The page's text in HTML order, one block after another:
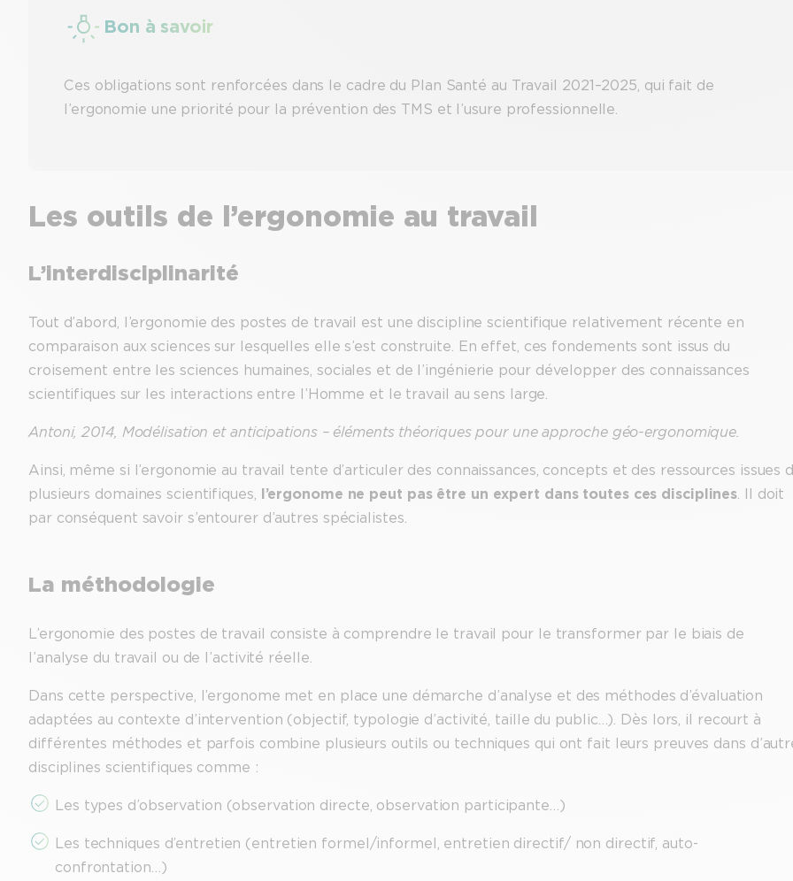
Bon à savoir
Ces obligations sont renforcées dans le cadre du Plan Santé au Travail 2021–2025, qui fait de
l’ergonomie une priorité pour la prévention des TMS et l’usure professionnelle.
Les outils de l’ergonomie au travail
L’interdisciplinarité
Tout d’abord, l’ergonomie des postes de travail est une discipline scientifique relativement récente en
comparaison aux sciences sur lesquelles elle s’est construite. En effet, ces fondements sont issus du
croisement entre les sciences humaines, sociales et de l’ingénierie pour développer des connaissances
scientifiques sur les interactions entre l’Homme et le travail au sens large.
Antoni, 2014, Modélisation et anticipations – éléments théoriques pour une approche géo-ergonomique.
Ainsi, même si l’ergonomie au travail tente d’articuler des connaissances, concepts et des ressources issues
plusieurs domaines scientifiques,
l’ergonome ne peut pas être un expert dans toutes ces disciplines. Il doit
par conséquent savoir s’entourer d’autres spécialistes.
La méthodologie
L’ergonomie des postes de travail consiste à comprendre le travail pour le transformer par le biais de
l’analyse du travail ou de l’activité réelle.
Dans cette perspective, l’ergonome met en place une démarche d’analyse et des méthodes d’évaluation
adaptées au contexte d’intervention (objectif, typologie d’activité, taille du public…). Dès lors, il recourt à
différentes méthodes et parfois combine plusieurs outils ou techniques qui ont fait leurs preuves dans
disciplines scientifiques comme :
Les types d’observation (observation directe, observation participante…)
Les techniques d’entretien (entretien formel/informel, entretien directif/ non directif, auto-
confrontation…)